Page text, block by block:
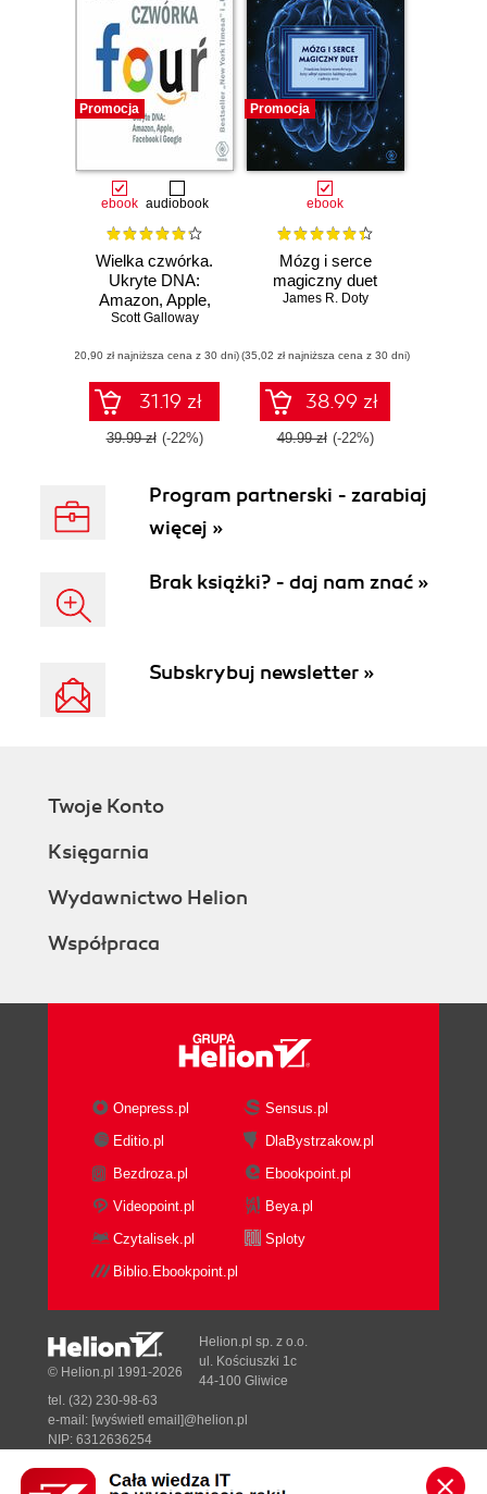
oraz naukowe.
Olbrzymim
powodzeniem
cieszy się nasza
seria historyczna.
Niesłabnące
zainteresowanie
czytelników
towarzyszy
naszym
poradnikom dla
rodziców,
psychologicznym i
biznesowym. W
roku 2012
rozpoczęliśmy też
podręczników
akademickich oraz
Promocja
ebook audiobook
Wielka czwórka.
Ukryte DNA:
Amazon, Apple,
Facebook i Google
Scott Galloway
(20,90 zł najniższa cena z 30 dni)
31.19 zł
39.99 zł (-22%)
Promocja
ebook
Mózg i serce
magiczny duet
James R. Doty
(35,02 zł najniższa cena z 30 dni)
38.99 zł
49.99 zł (-22%)
Program partnerski - zarabiaj
więcej »
Brak książki? - daj nam znać »
Subskrybuj newsletter »
Twoje Konto
Księgarnia
Wydawnictwo Helion
Współpraca
Onepress.pl
Sensus.pl
Editio.pl
DlaBystrzakow.pl
Bezdroza.pl
Ebookpoint.pl
Videopoint.pl
Beya.pl
Czytalisek.pl
Sploty
Biblio.Ebookpoint.pl
© Helion.pl 1991-2026
Helion.pl sp. z o.o.
ul. Kościuszki 1c
44-100 Gliwice
tel. (32) 230-98-63
e-mail: [wyświetl email]@helion.pl
NIP: 6312636254